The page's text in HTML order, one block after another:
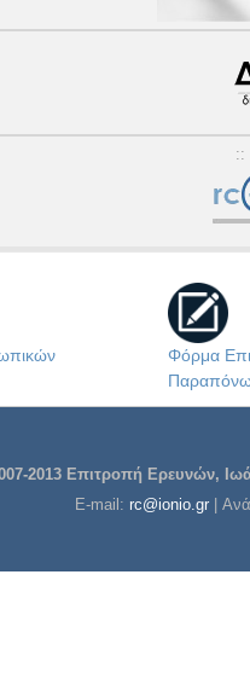
::
Φόρμα
2013 Επιτροπή Ερευνών,
E-mail: rc@ionio.gr|